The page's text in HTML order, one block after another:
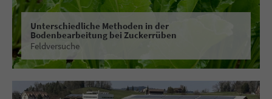
Unterschiedliche Methoden in der
Bodenbearbeitung bei Zuckerrüben
Feldversuche